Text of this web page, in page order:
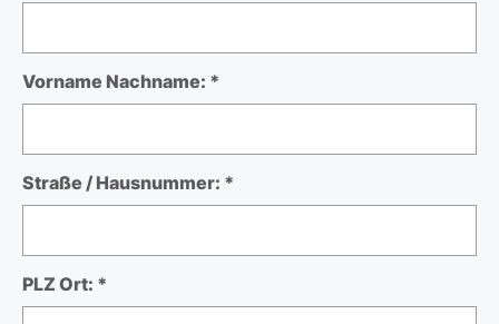
Vorname Nachname: *
Straße / Hausnummer: *
PLZ Ort: *